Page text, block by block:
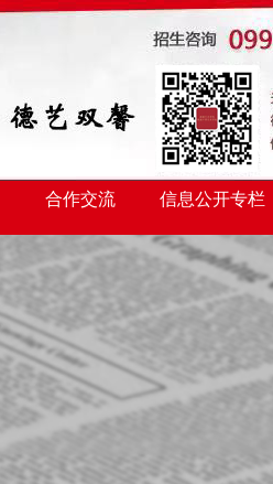
合作交流 信息公开专栏